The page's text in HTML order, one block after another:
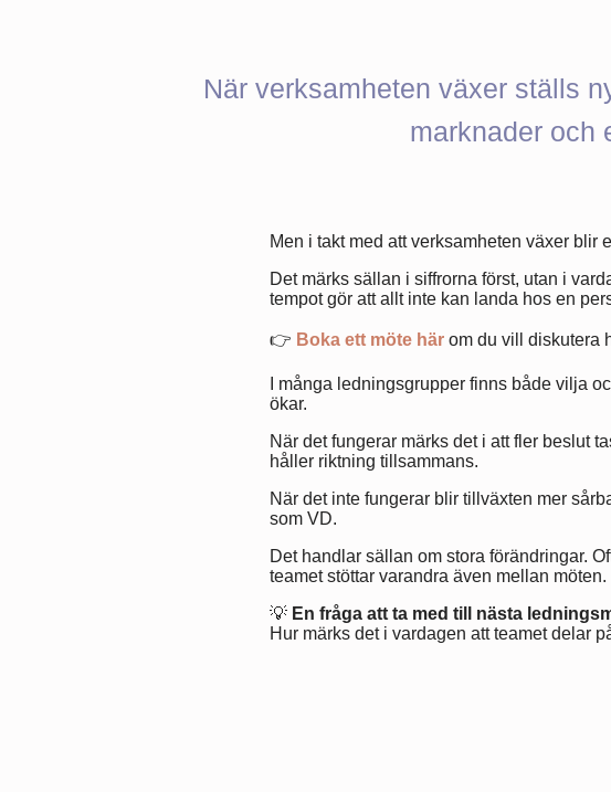
När verksamheten växer ställs
marknader och
Men i takt med att verksamheten växer
Det märks sällan i siffrorna först, utan i
tempot gör att allt inte kan landa hos en
👉 Boka ett möte här om du vill diskutera
I många ledningsgrupper finns både vilja
ökar.
När det fungerar märks det i att fler beslut
håller riktning tillsammans.
När det inte fungerar blir tillväxten mer
som VD.
Det handlar sällan om stora förändringar.
teamet stöttar varandra även mellan möten.
💡 En fråga att ta med till nästa
Hur märks det i vardagen att teamet delar